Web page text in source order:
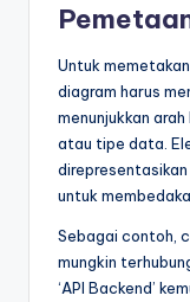
Untuk
diagram harus
menunjukkan
atau tipe data.
untuk
Sebagai contoh,
mungkin
‘API Backend’